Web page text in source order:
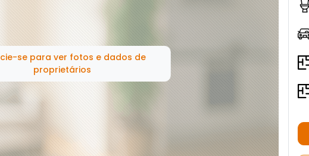
se para ver fotos e dados de
proprietários